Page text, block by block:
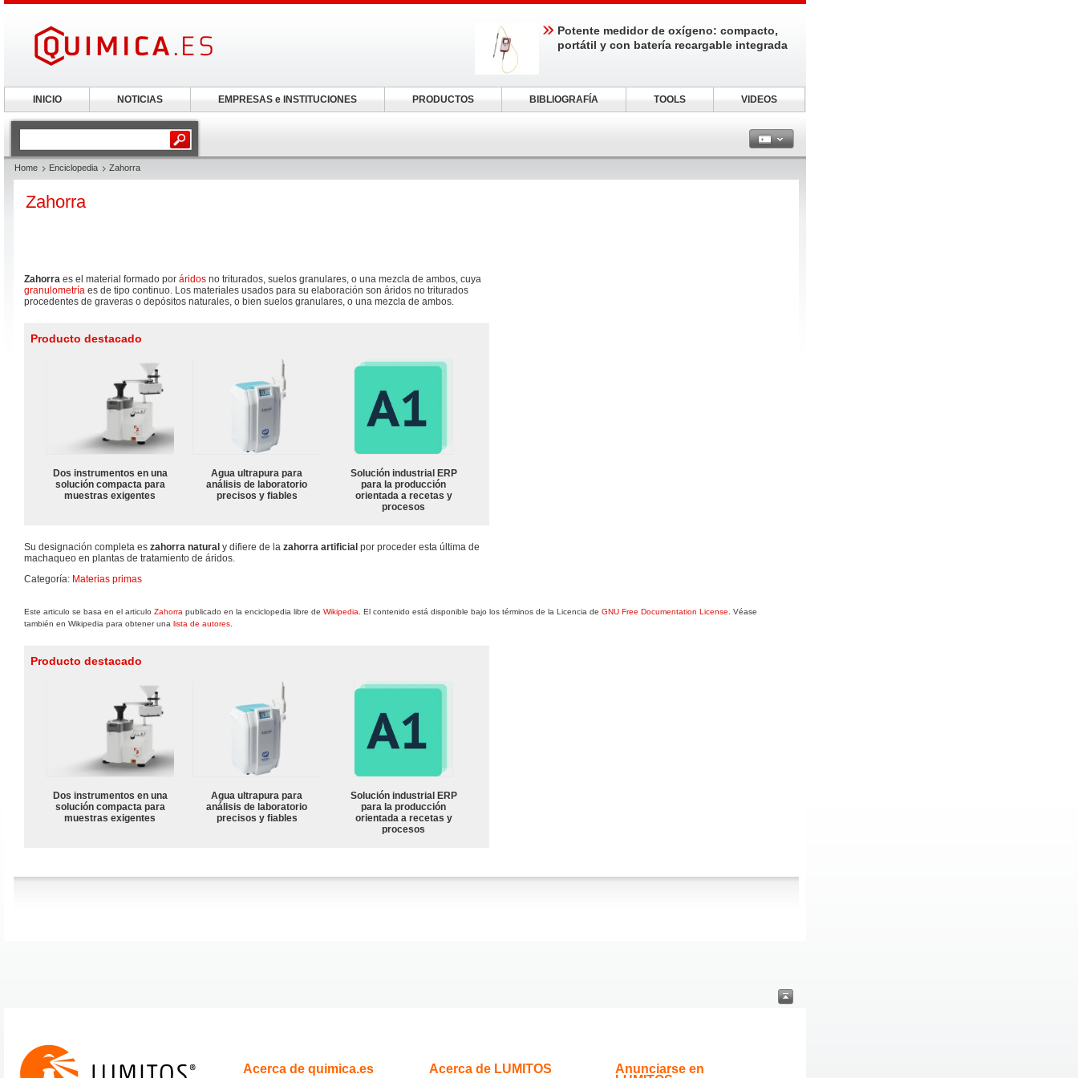
Home Enciclopedia Zahorra
Zahorra
Zahorra es el material formado por áridos no triturados, suelos granulares, o una mezcla de ambos, cuya
granulometría es de tipo continuo. Los materiales usados para su elaboración son áridos no triturados
procedentes de graveras o depósitos naturales, o bien suelos granulares, o una mezcla de ambos.
Producto destacado
Dos instrumentos en una
solución compacta para
muestras exigentes
Agua ultrapura para
análisis de laboratorio
precisos y fiables
Solución industrial ERP
para la producción
orientada a recetas y
procesos
Su designación completa es zahorra natural y difiere de la zahorra artificial por proceder esta última de
machaqueo en plantas de tratamiento de áridos.
Categoría: Materias primas
Este articulo se basa en el articulo Zahorra publicado en la enciclopedia libre de Wikipedia . El contenido está disponible bajo los términos de la Licencia de GNU Free Documentation License . Véase
también en Wikipedia para obtener una lista de autores
Producto destacado
Dos instrumentos en una
solución compacta para
muestras exigentes
Agua ultrapura para
análisis de laboratorio
precisos y fiables
Solución industrial ERP
para la producción
orientada a recetas y
procesos
Acerca de quimica.es Acerca de LUMITOS
Anunciarse en
Potente medidor de oxígeno: compacto,
portátil y con batería recargable integrada
INICIO NOTICIAS EMPRESAS e INSTITUCIONES PRODUCTOS BIBLIOGRAFÍA TOOLS VIDEOS